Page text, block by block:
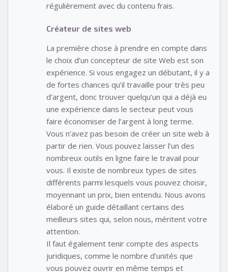
régulièrement avec du contenu frais.
Créateur de sites web
La première chose à prendre en compte dans
le choix d’un concepteur de site Web est son
expérience. Si vous engagez un débutant, il y a
de fortes chances qu’il travaille pour très peu
d’argent, donc trouver quelqu’un qui a déjà eu
une expérience dans le secteur peut vous
faire économiser de l’argent à long terme.
Vous n’avez pas besoin de créer un site web à
partir de rien. Vous pouvez laisser l’un des
nombreux outils en ligne faire le travail pour
vous. Il existe de nombreux types de sites
différents parmi lesquels vous pouvez choisir,
moyennant un prix, bien entendu. Nous avons
élaboré un guide détaillant certains des
meilleurs sites qui, selon nous, méritent votre
attention.
Il faut également tenir compte des aspects
juridiques, comme le nombre d’unités que
vous pouvez ouvrir en même temps et